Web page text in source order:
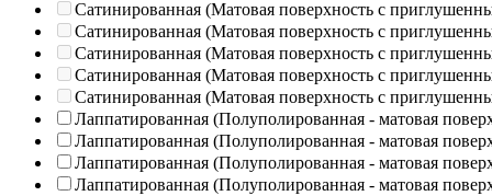
Сатинированная (Матовая поверхность с
Сатинированная (Матовая поверхность с
Сатинированная (Матовая поверхность с
Сатинированная (Матовая поверхность с
Сатинированная (Матовая поверхность с
Лаппатированная (Полуполированная - матовая
Лаппатированная (Полуполированная - матовая
Лаппатированная (Полуполированная - матовая
Лаппатированная (Полуполированная - матовая